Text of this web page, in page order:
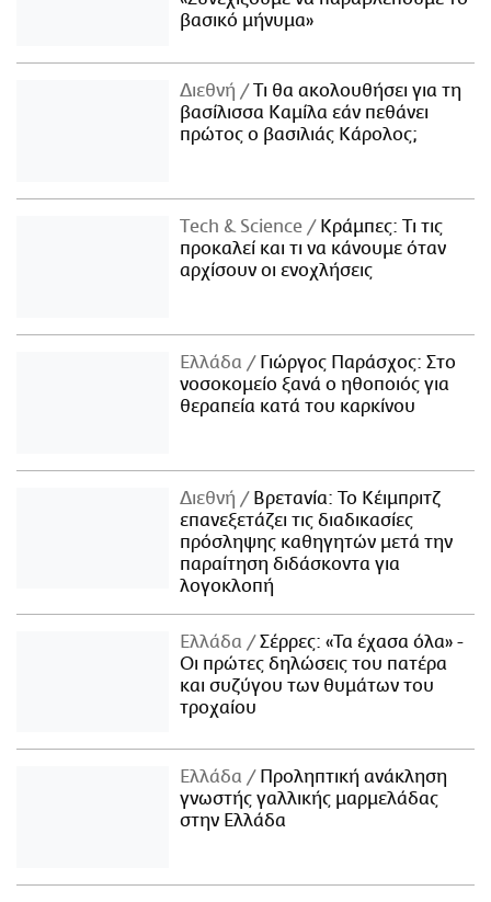
βασικό μήνυμα»
Διεθνή
Τι θα ακολουθήσει για τη
βασίλισσα Καμίλα εάν πεθάνει
πρώτος ο βασιλιάς Κάρολος;
Τech & Science
Κράμπες: Τι τις
προκαλεί και τι να κάνουμε όταν
αρχίσουν οι ενοχλήσεις
Ελλάδα
Γιώργος Παράσχος: Στο
νοσοκομείο ξανά ο ηθοποιός για
θεραπεία κατά του καρκίνου
Διεθνή
Βρετανία: Το Κέιμπριτζ
επανεξετάζει τις διαδικασίες
πρόσληψης καθηγητών μετά την
παραίτηση διδάσκοντα για
λογοκλοπή
Ελλάδα
Σέρρες: «Τα έχασα όλα» -
Οι πρώτες δηλώσεις του πατέρα
και συζύγου των θυμάτων του
τροχαίου
Ελλάδα
Προληπτική ανάκληση
γνωστής γαλλικής μαρμελάδας
στην Ελλάδα